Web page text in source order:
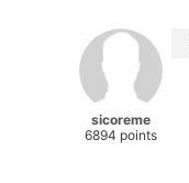
sicoreme
6894 points